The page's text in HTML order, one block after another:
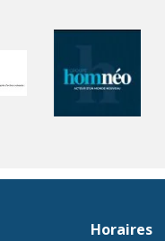
Horaires